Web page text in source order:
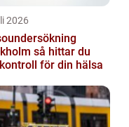
2026
så hittar du
för din hälsa